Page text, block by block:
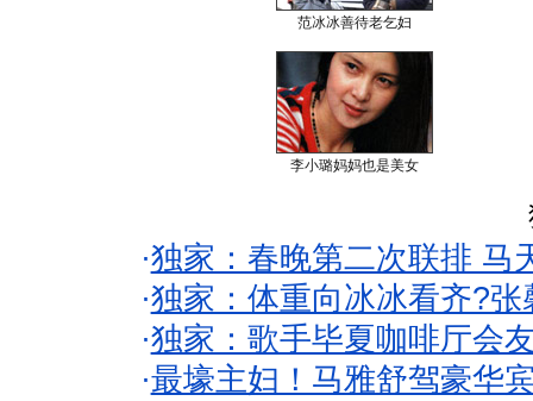
范冰冰善待老乞妇
李小璐妈妈也是美女
·独家：春晚第二次联排 马
·独家：体重向冰冰看齐?
·独家：歌手毕夏咖啡厅会
·最壕主妇！马雅舒驾豪华